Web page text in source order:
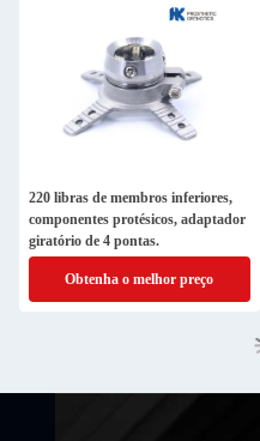
220 libras de membros inferiores,
componentes protésicos, adaptador
giratório de 4 pontas.
Obtenha o melhor preço